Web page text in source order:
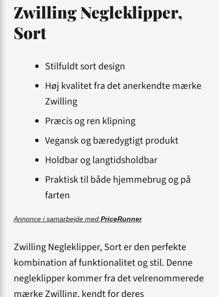
Zwilling Negleklipper,
Sort
Stilfuldt sort design
Høj kvalitet fra det anerkendte mærke
Zwilling
Præcis og ren klipning
Vegansk og bæredygtigt produkt
Holdbar og langtidsholdbar
Praktisk til både hjemmebrug og på
farten
Annonce i samarbejde med PriceRunner
Zwilling Negleklipper, Sort er den perfekte
kombination af funktionalitet og stil. Denne
negleklipper kommer fra det velrenommerede
mærke Zwilling, kendt for deres